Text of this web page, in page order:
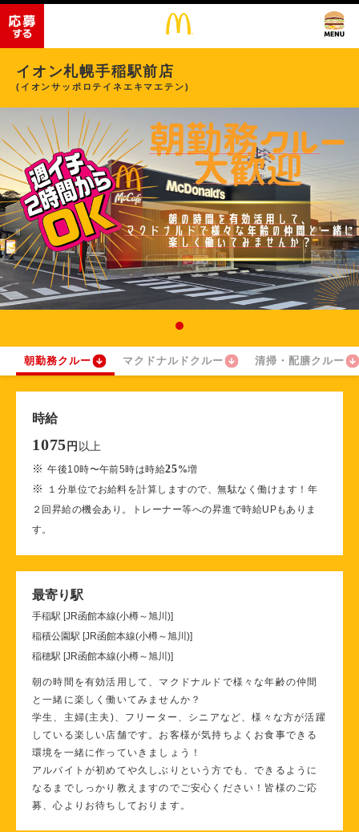
イオン札幌手稲駅前店
(イオンサッポロテイネエキマエテン)
朝勤務クルー マクドナルドクルー 清掃・配膳クルー
時給
1075 円 以上
※午後10時〜午前5時は時給25%増
※
１分単位でお給料を計算しますので、無駄なく働けます！年
２回昇給の機会あり。トレーナー等への昇進で時給UPもありま
す。
最寄り駅
手稲駅 [JR函館本線(小樽～旭川)]
稲積公園駅 [JR函館本線(小樽～旭川)]
稲穂駅 [JR函館本線(小樽～旭川)]
朝の時間を有効活用して、マクドナルドで様々な年齢の仲間
と一緒に楽しく働いてみませんか？
学生、主婦(主夫)、フリーター、シニアなど、様々な方が活躍
している楽しい店舗です。お客様が気持ちよくお食事できる
環境を一緒に作っていきましょう！
アルバイトが初めてや久しぶりという方でも、できるように
なるまでしっかり教えますのでご安心ください！皆様のご応
募、心よりお待ちしております。